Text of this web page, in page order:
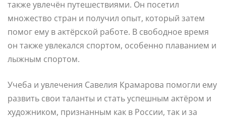
также увлечён путешествиями. Он посетил
множество стран и получил опыт, который затем
помог ему в актёрской работе. В свободное время
он также увлекался спортом, особенно плаванием и
лыжным спортом.
Учеба и увлечения Савелия Крамарова помогли ему
развить свои таланты и стать успешным актёром и
художником, признанным как в России, так и за